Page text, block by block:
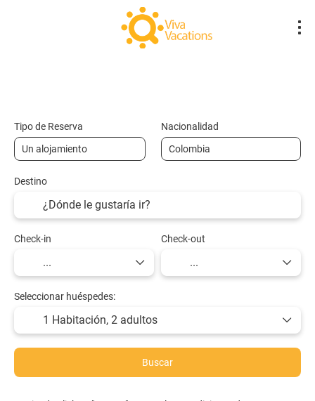
Tipo de Reserva Nacionalidad
Destino
Check-in Check-out
Seleccionar huéspedes:
1 Habitación, 2 adultos
Buscar